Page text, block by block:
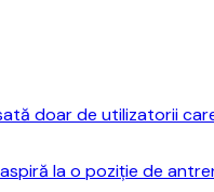
doar de utilizatorii
la o poziție de